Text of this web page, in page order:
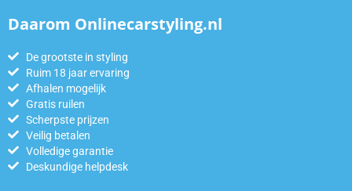
Daarom Onlinecarstyling.nl
De grootste in styling
Ruim 18 jaar ervaring
Afhalen mogelijk
Gratis ruilen
Scherpste prijzen
Veilig betalen
Volledige garantie
Deskundige helpdesk